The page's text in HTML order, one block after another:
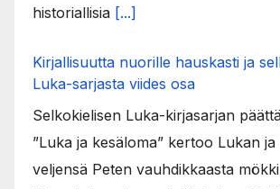
historiallisia [...]
Kirjallisuutta nuorille hauskasti ja
Luka-sarjasta viides osa
Selkokielisen Luka-kirjasarjan
”Luka ja kesäloma” kertoo Lukan
veljensä Peten vauhdikkaasta